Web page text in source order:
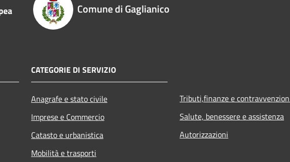
Comune di Gaglianico
CATEGORIE DI SERVIZIO
Anagrafe e stato civile
Imprese e Commercio
Catasto e urbanistica
Mobilità e trasporti
Tributi,finanze e
Salute, benessere e assistenza
Autorizzazioni